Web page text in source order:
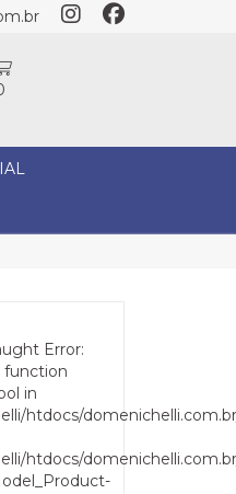
Error:
function
in
htdocs/
htdocs/